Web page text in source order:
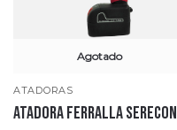
Agotado
ATADORAS
ATADORA FERRALLA SERECON